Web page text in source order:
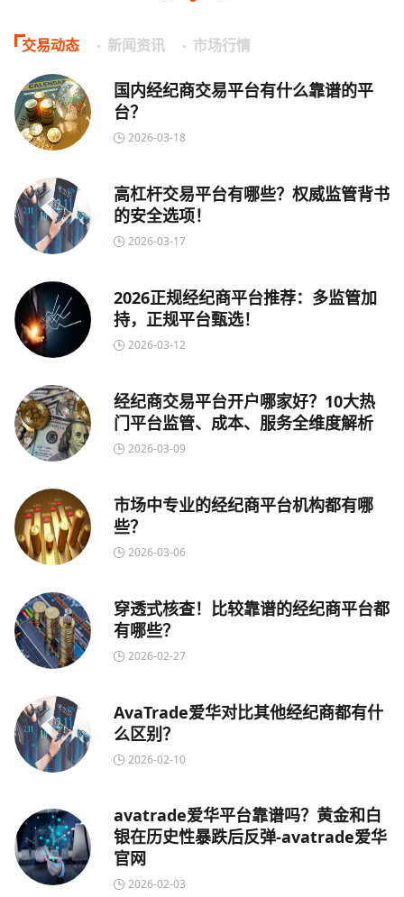
交易动态 新闻资讯 市场行情
国内经纪商交易平台有什么靠谱的平
台？
2026-03-18
高杠杆交易平台有哪些？权威监管背书
的安全选项！
2026-03-17
2026正规经纪商平台推荐：多监管加
持，正规平台甄选！
2026-03-12
经纪商交易平台开户哪家好？10大热
门平台监管、成本、服务全维度解析
2026-03-09
市场中专业的经纪商平台机构都有哪
些？
2026-03-06
穿透式核查！比较靠谱的经纪商平台都
有哪些？
2026-02-27
AvaTrade爱华对比其他经纪商都有什
么区别？
2026-02-10
avatrade爱华平台靠谱吗？黄金和白
银在历史性暴跌后反弹-avatrade爱华
官网
2026-02-03